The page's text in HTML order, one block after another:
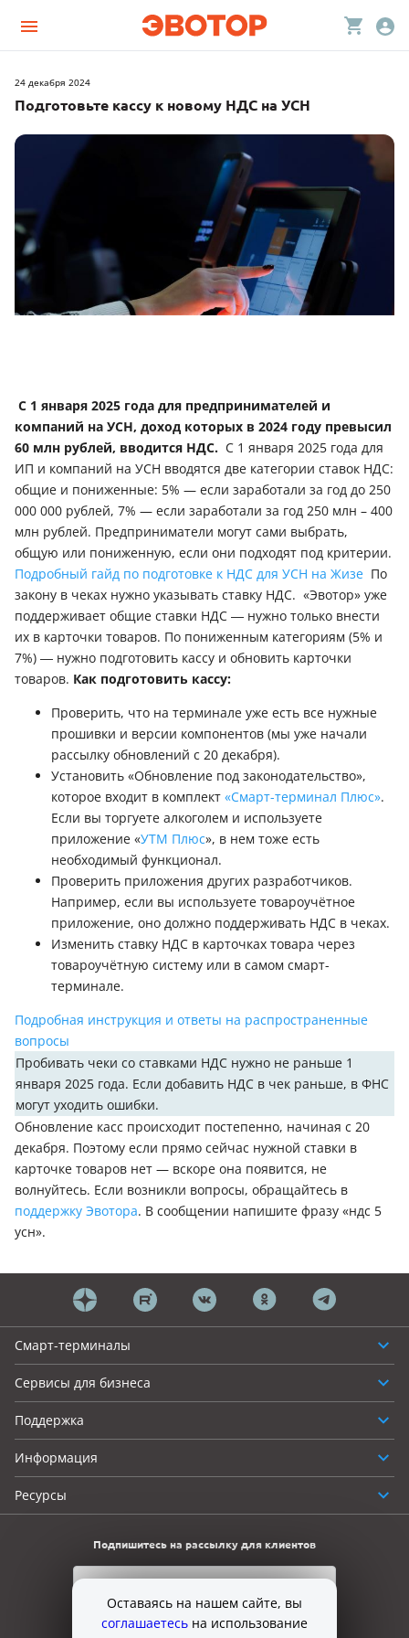
Оставаясь на нашем сайте, вы
соглашаетесь на использование
24 декабря 2024
Подготовьте кассу к новому НДС на УСН
С 1 января 2025 года для предпринимателей и
компаний на УСН, доход которых в 2024 году превысил
60 млн рублей, вводится НДС. С 1 января 2025 года для
ИП и компаний на УСН вводятся две категории ставок НДС:
общие и пониженные: 5% — если заработали за год до 250
000 000 рублей, 7% — если заработали за год 250 млн – 400
млн рублей. Предприниматели могут сами выбрать,
общую или пониженную, если они подходят под критерии.
Подробный гайд по подготовке к НДС для УСН на Жизе По
закону в чеках нужно указывать ставку НДС. «Эвотор» уже
поддерживает общие ставки НДС ― нужно только внести
их в карточки товаров. По пониженным категориям (5% и
7%) ― нужно подготовить кассу и обновить карточки
товаров. Как подготовить кассу:
Проверить, что на терминале уже есть все нужные
прошивки и версии компонентов (мы уже начали
рассылку обновлений с 20 декабря).
Установить «Обновление под законодательство»,
которое входит в комплект «Смарт-терминал Плюс».
Если вы торгуете алкоголем и используете
приложение «УТМ Плюс», в нем тоже есть
необходимый функционал.
Проверить приложения других разработчиков.
Например, если вы используете товароучётное
приложение, оно должно поддерживать НДС в чеках.
Изменить ставку НДС в карточках товара через
товароучётную систему или в самом смарт-
терминале.
Подробная инструкция и ответы на распространенные
вопросы
Пробивать чеки со ставками НДС нужно не раньше 1
января 2025 года. Если добавить НДС в чек раньше, в ФНС
могут уходить ошибки.
Обновление касс происходит постепенно, начиная с 20
декабря. Поэтому если прямо сейчас нужной ставки в
карточке товаров нет — вскоре она появится, не
волнуйтесь. Если возникли вопросы, обращайтесь в
поддержку Эвотора. В сообщении напишите фразу «ндс 5
усн».
Смарт-терминалы
Сервисы для бизнеса
Поддержка
Информация
Ресурсы
Подпишитесь на рассылку для клиентов
Нажимая на кнопку, я даю своёсогласие на
получение сообщений рекламного характера